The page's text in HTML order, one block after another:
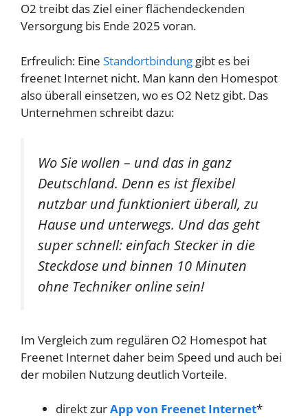
O2 treibt das Ziel einer flächendeckenden
Versorgung bis Ende 2025 voran.
Erfreulich: Eine Standortbindung gibt es bei
freenet Internet nicht. Man kann den Homespot
also überall einsetzen, wo es O2 Netz gibt. Das
Unternehmen schreibt dazu:
Wo Sie wollen – und das in ganz
Deutschland. Denn es ist flexibel
nutzbar und funktioniert überall, zu
Hause und unterwegs. Und das geht
super schnell: einfach Stecker in die
Steckdose und binnen 10 Minuten
ohne Techniker online sein!
Im Vergleich zum regulären O2 Homespot hat
Freenet Internet daher beim Speed und auch bei
der mobilen Nutzung deutlich Vorteile.
direkt zurApp von Freenet Internet*